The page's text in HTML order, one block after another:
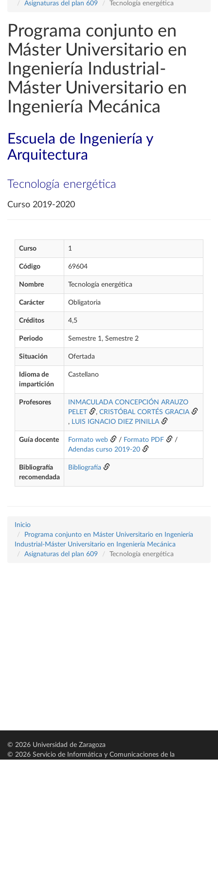
Asignaturas del plan 609
Tecnología energética
Programa conjunto en
Máster Universitario en
Ingeniería Industrial-
Máster Universitario en
Ingeniería Mecánica
Escuela de Ingeniería y
Arquitectura
Tecnología energética
Curso 2019-2020
Curso 1
Código 69604
Nombre Tecnología energética
Carácter Obligatoria
Créditos 4,5
Periodo Semestre 1, Semestre 2
Situación Ofertada
Idioma de
impartición
Castellano
Profesores
INMACULADA CONCEPCIÓN ARAUZO
PELET
, CRISTÓBAL CORTÉS GRACIA
, LUIS IGNACIO DIEZ PINILLA
Guía docente Formato web / Formato PDF
/
Adendas curso 2019-20
Bibliografía
recomendada
Bibliografía
Inicio
Programa conjunto en Máster Universitario en Ingeniería
Industrial-Máster Universitario en Ingeniería Mecánica
Asignaturas del plan 609
Tecnología energética
© 2026 Universidad de Zaragoza
© 2026 Servicio de Informática y Comunicaciones de la